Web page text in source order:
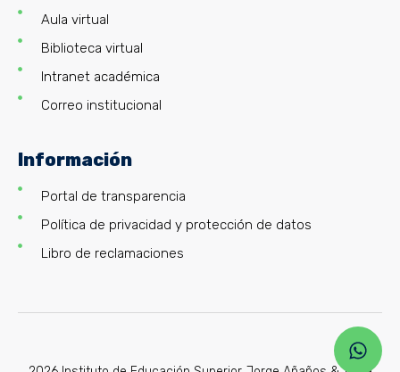
Aula virtual
Biblioteca virtual
Intranet académica
Correo institucional
Información
Portal de transparencia
Política de privacidad y protección de datos
Libro de reclamaciones